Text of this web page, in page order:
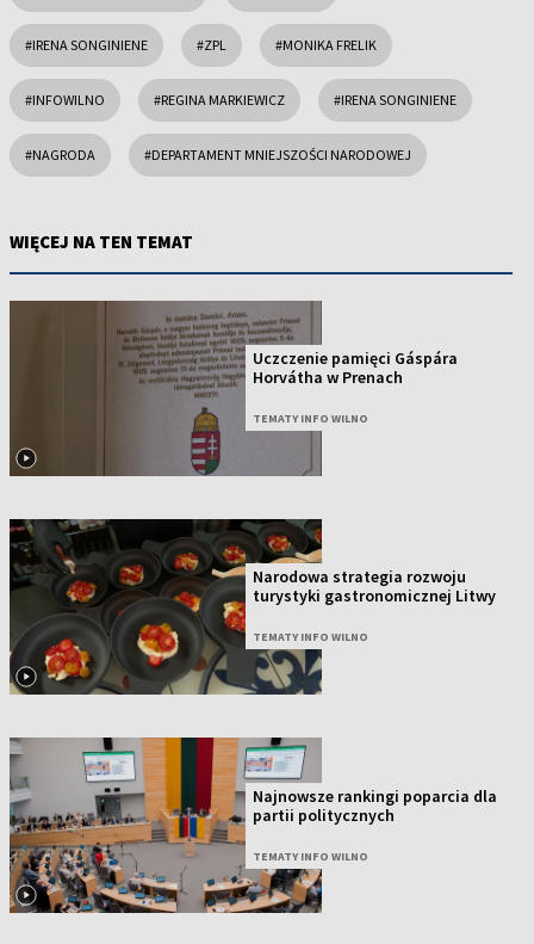
#IRENA SONGINIENE #ZPL #MONIKA FRELIK
#INFOWILNO #REGINA MARKIEWICZ #IRENA SONGINIENE
#NAGRODA #DEPARTAMENT MNIEJSZOŚCI NARODOWEJ
WIĘCEJ NA TEN TEMAT
Uczczenie pamięci Gáspára
Horvátha w Prenach
TEMATY INFO WILNO
Narodowa strategia rozwoju
turystyki gastronomicznej Litwy
TEMATY INFO WILNO
Najnowsze rankingi poparcia dla
partii politycznych
TEMATY INFO WILNO